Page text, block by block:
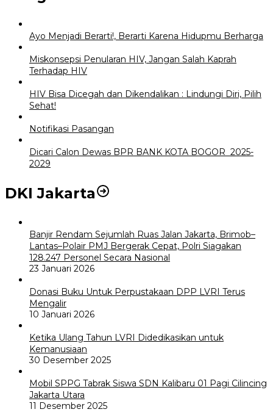
Ayo Menjadi Berarti!, Berarti Karena Hidupmu Berharga
Miskonsepsi Penularan HIV, Jangan Salah Kaprah
Terhadap HIV
HIV Bisa Dicegah dan Dikendalikan : Lindungi Diri, Pilih
Sehat!
Notifikasi Pasangan
Dicari Calon Dewas BPR BANK KOTA BOGOR 2025-
2029
DKI Jakarta
Banjir Rendam Sejumlah Ruas Jalan Jakarta, Brimob–
Lantas–Polair PMJ Bergerak Cepat, Polri Siagakan
128.247 Personel Secara Nasional
23 Januari 2026
Donasi Buku Untuk Perpustakaan DPP LVRI Terus
Mengalir
10 Januari 2026
Ketika Ulang Tahun LVRI Didedikasikan untuk
Kemanusiaan
30 Desember 2025
Mobil SPPG Tabrak Siswa SDN Kalibaru 01 Pagi Cilincing
Jakarta Utara
11 Desember 2025